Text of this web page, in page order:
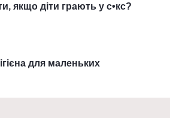
якщо діти грають у с•кс?
для маленьких